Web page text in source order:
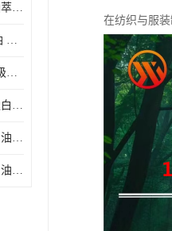
北京东城供应260号溶剂油萃取溶剂油金属萃取剂
北京东城供应RP3航空煤油 高含量国标工业级航空煤油燃料油 无色透明
北京石景山供应10号化妆级白油高精密机械润滑油
北京石景山供应5号化妆级白油缝纫机油 设备润滑油
北京丰台供应5号化妆级白油纤维与织物柔软光亮
北京朝阳供应5号化妆级白油纺织时的润滑剂
在纺织与服